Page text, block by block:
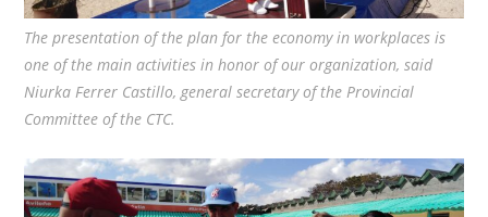
The presentation of the plan for the economy in workplaces is
one of the main activities in honor of our organization, said
Niurka Ferrer Castillo, general secretary of the Provincial
Committee of the CTC.